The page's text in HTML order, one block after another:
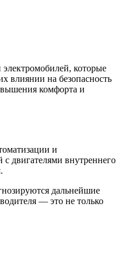
которые
влиянии на безопасность
комфорта и
и
двигателями внутреннего
дальнейшие
— это не только